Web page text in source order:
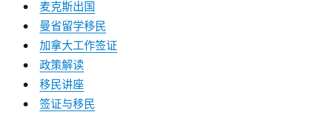
麦克斯出国
曼省留学移民
加拿大工作签证
政策解读
移民讲座
签证与移民